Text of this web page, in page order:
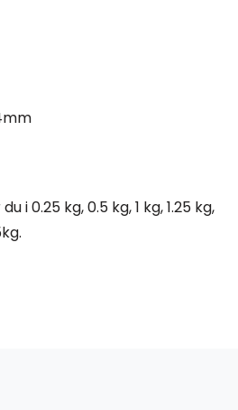
i 0.25 kg, 0.5 kg, 1 kg, 1.25 kg,